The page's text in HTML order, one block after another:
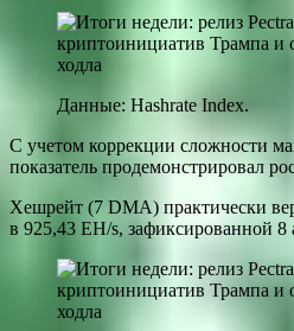
Данные: Hashrate Index.
С учетом коррекции сложности
показатель продемонстрировал
Хешрейт (7 DMA) практически
в 925,43 EH/s, зафиксированной 8